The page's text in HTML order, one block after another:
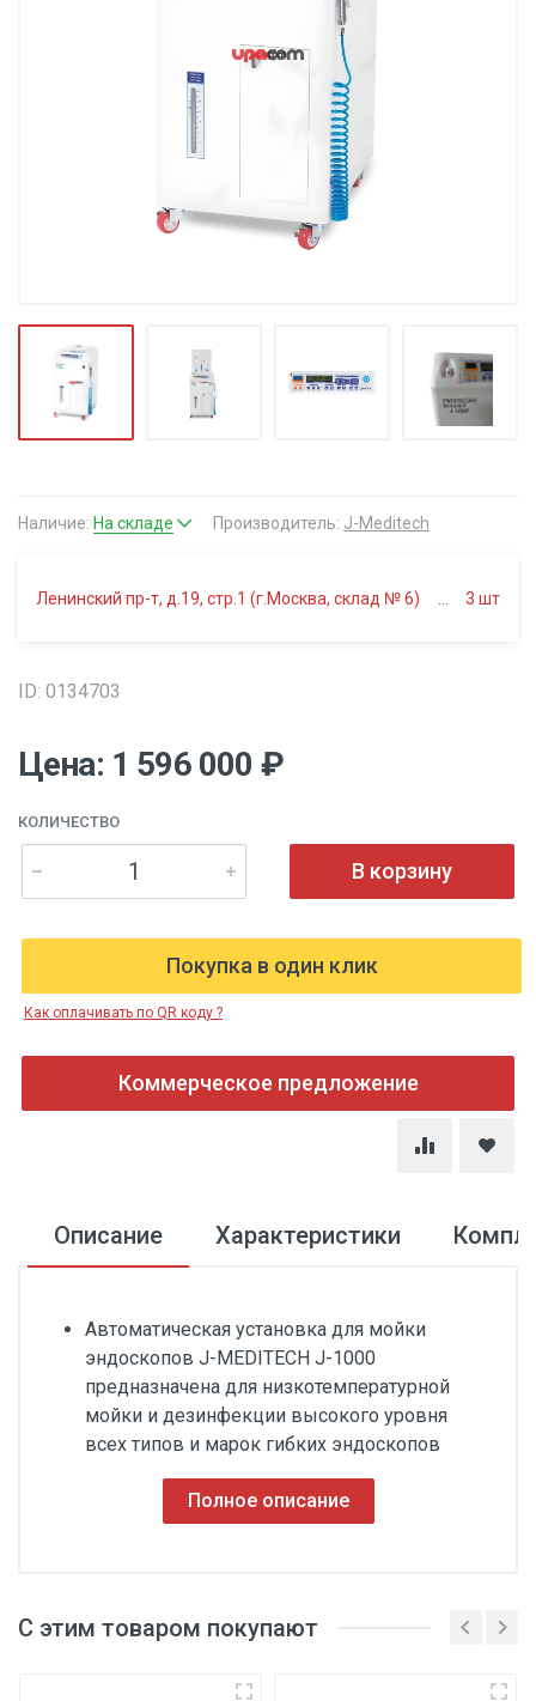
Наличие: На складе Производитель: J-Meditech
Ленинский пр-т, д.19, стр.1 (г.Москва, склад № 6) 3 шт
ID: 0134703
Цена: 1 596 000 ₽
КОЛИЧЕСТВО
В корзину
Покупка в один клик
Как оплачивать по QR коду ?
Коммерческое предложение
Описание Характеристики
Автоматическая установка для мойки
эндоскопов J-MEDITECH J-1000
предназначена для низкотемпературной
мойки и дезинфекции высокого уровня
всех типов и марок гибких эндоскопов
Полное описание
69 смРегистрационное
С этим товаром покупают